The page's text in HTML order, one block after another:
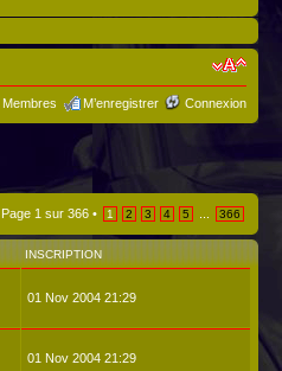
Membres M’enregistrer Connexion
Page 1 sur 366 • 1 2 3 4 5 366
INSCRIPTION
01 Nov 2004 21:29
01 Nov 2004 21:29